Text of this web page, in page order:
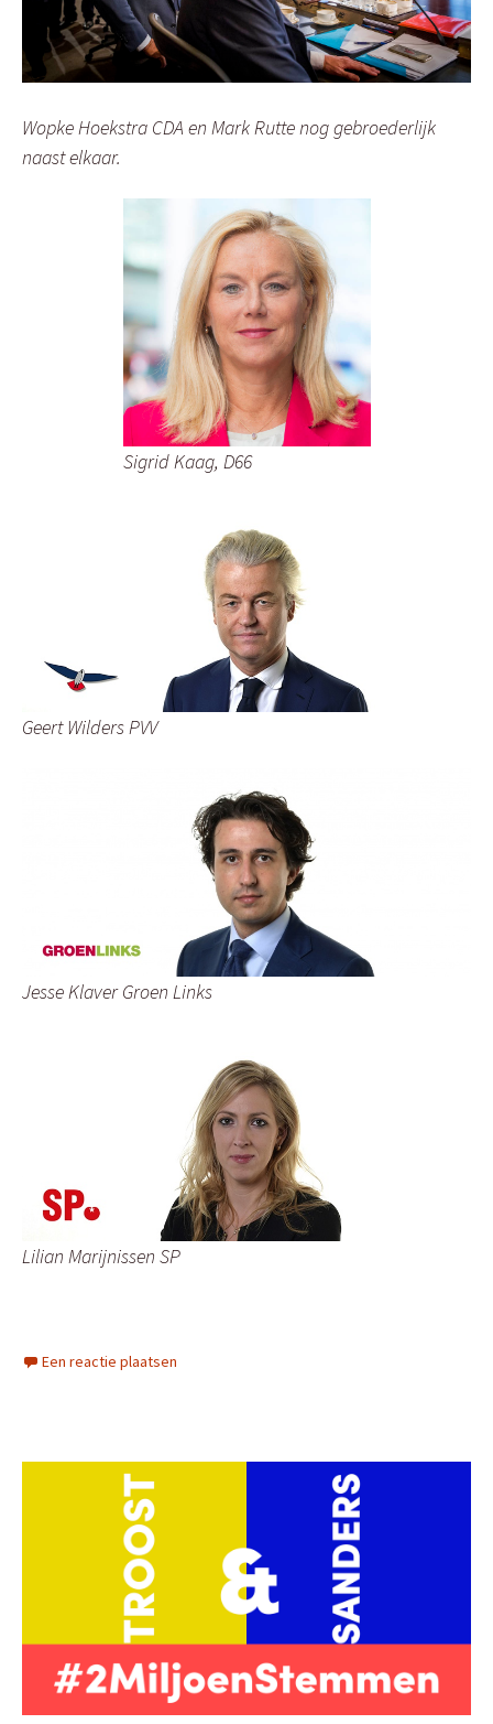
Wopke Hoekstra CDA en Mark Rutte nog gebroederlijk
naast elkaar.
Sigrid Kaag, D66
Geert Wilders PVV
Jesse Klaver Groen Links
Lilian Marijnissen SP
Een reactie plaatsen